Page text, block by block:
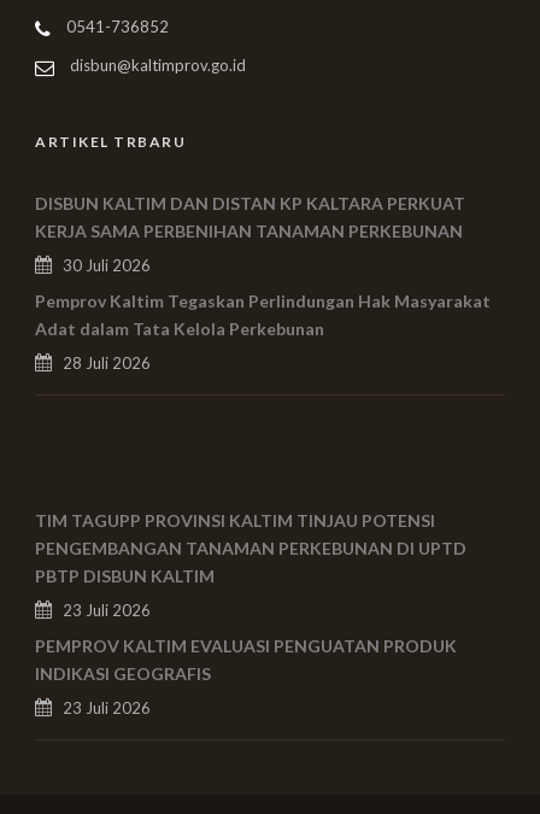
0541-736852
disbun@kaltimprov.go.id
ARTIKEL TRBARU
DISBUN KALTIM DAN DISTAN KP KALTARA PERKUAT
KERJA SAMA PERBENIHAN TANAMAN PERKEBUNAN
30 Juli 2026
Pemprov Kaltim Tegaskan Perlindungan Hak Masyarakat
Adat dalam Tata Kelola Perkebunan
28 Juli 2026
TIM TAGUPP PROVINSI KALTIM TINJAU POTENSI
PENGEMBANGAN TANAMAN PERKEBUNAN DI UPTD
PBTP DISBUN KALTIM
23 Juli 2026
PEMPROV KALTIM EVALUASI PENGUATAN PRODUK
INDIKASI GEOGRAFIS
23 Juli 2026